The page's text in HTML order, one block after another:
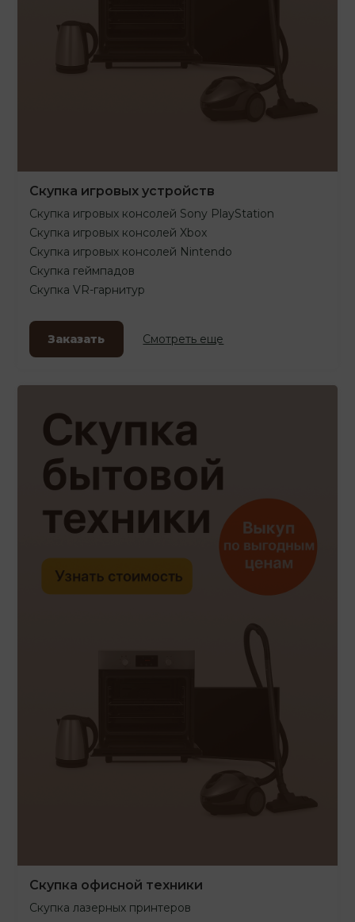
Скупка игровых устройств
Скупка игровых консолей Sony PlayStation
Скупка игровых консолей Xbox
Скупка игровых консолей Nintendo
Скупка геймпадов
Скупка VR-гарнитур
Заказать Смотреть еще
Скупка офисной техники
Скупка лазерных принтеров